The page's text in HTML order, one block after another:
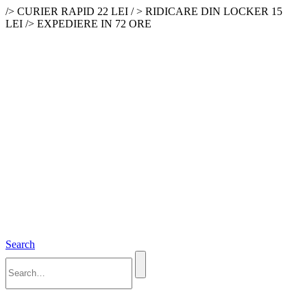
/> CURIER RAPID 22 LEI / > RIDICARE DIN LOCKER 15
LEI /> EXPEDIERE IN 72 ORE
Search